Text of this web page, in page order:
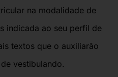
na modalidade de
indicada ao seu perfil de
textos que o auxiliarão
vestibulando.